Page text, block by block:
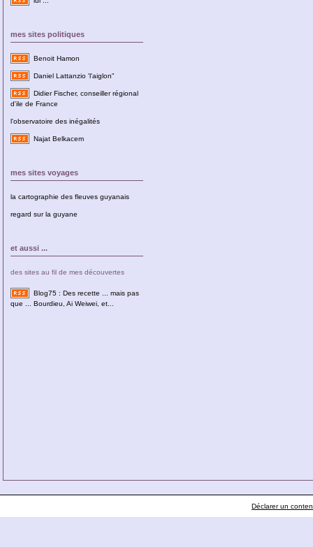
mes sites politiques
Benoit Hamon
Daniel Lattanzio 'l'aiglon"
Didier Fischer, conseiller régional
d'ile de France
l'observatoire des inégalités
Najat Belkacem
mes sites voyages
la cartographie des fleuves guyanais
regard sur la guyane
et aussi ...
des sites au fil de mes découvertes
Blog75 : Des recette ... mais pas
que ... Bourdieu, Ai Weiwei, et...
Déclarer un